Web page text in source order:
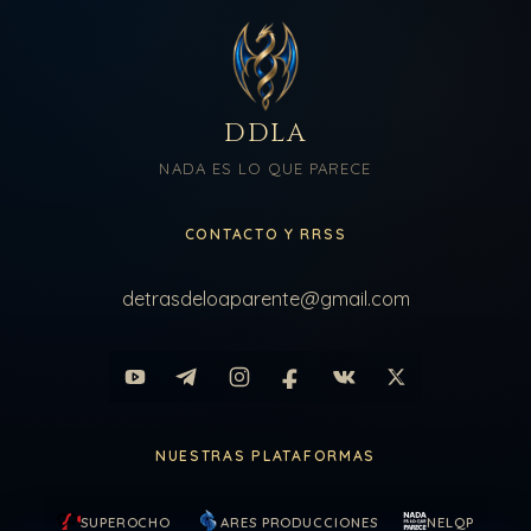
DDLA
NADA ES LO QUE PARECE
CONTACTO Y RRSS
detrasdeloaparente@gmail.com
NUESTRAS PLATAFORMAS
SUPEROCHO ARES PRODUCCIONES NELQP